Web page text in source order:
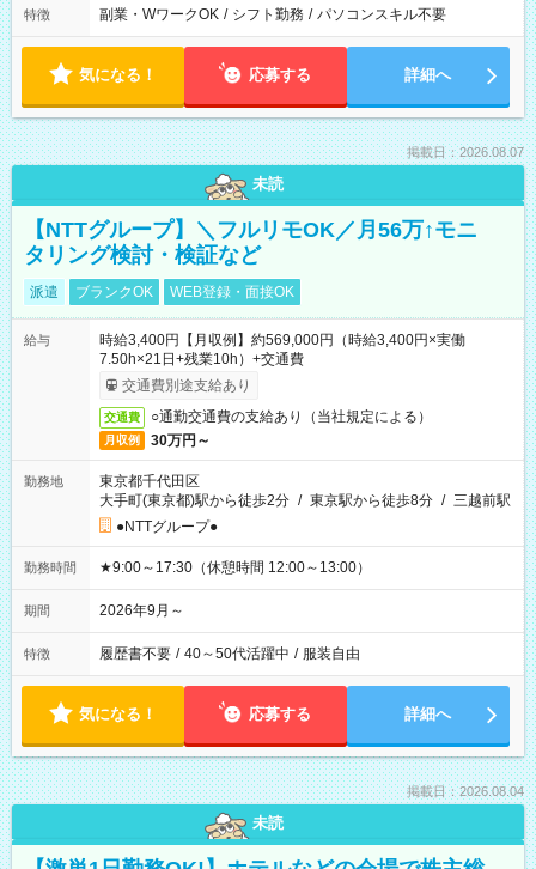
特徴 副業・WワークOK / シフト勤務 / パソコンスキル不要
気になる！ 応募する 詳細へ
掲載日：2026.08.07
未読
【NTTグループ】＼フルリモOK／月56万↑モニ
タリング検討・検証など
派遣 ブランクOK WEB登録・面接OK
給与
時給3,400円【月収例】約569,000円（時給3,400円×実働
7.50h×21日+残業10h）+交通費
交通費別途支給あり
交通費 ○通勤交通費の支給あり（当社規定による）
月収例 30万円～
勤務地
東京都千代田区
大手町(東京都)駅から徒歩2分 / 東京駅から徒歩8分 / 三越前駅
●NTTグループ●
勤務時間 ★9:00～17:30（休憩時間 12:00～13:00）
期間 2026年9月～
特徴 履歴書不要 / 40～50代活躍中 / 服装自由
気になる！ 応募する 詳細へ
掲載日：2026.08.04
未読